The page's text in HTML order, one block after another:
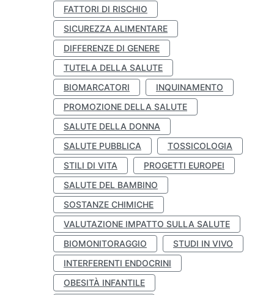
FATTORI DI RISCHIO
SICUREZZA ALIMENTARE
DIFFERENZE DI GENERE
TUTELA DELLA SALUTE
BIOMARCATORI
INQUINAMENTO
PROMOZIONE DELLA SALUTE
SALUTE DELLA DONNA
SALUTE PUBBLICA
TOSSICOLOGIA
STILI DI VITA
PROGETTI EUROPEI
SALUTE DEL BAMBINO
SOSTANZE CHIMICHE
VALUTAZIONE IMPATTO SULLA SALUTE
BIOMONITORAGGIO
STUDI IN VIVO
INTERFERENTI ENDOCRINI
OBESITÀ INFANTILE